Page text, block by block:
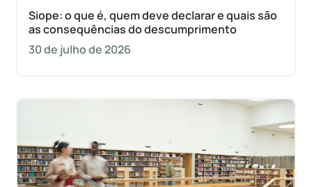
Siope: o que é, quem deve declarar e quais são
as consequências do descumprimento
30 de julho de 2026